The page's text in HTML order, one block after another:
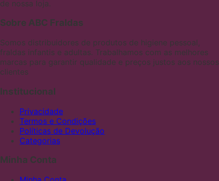
de nossa loja.
Sobre ABC Fraldas
Somos distribuidores de produtos de higiene pessoal,
fraldas infantis e adultas. Trabalhamos com as melhores
marcas para garantir qualidade e preços justos aos nossos
clientes
Institucional
Privacidade
Termos e Condições
Políticas de Devolução
Categorias
Minha Conta